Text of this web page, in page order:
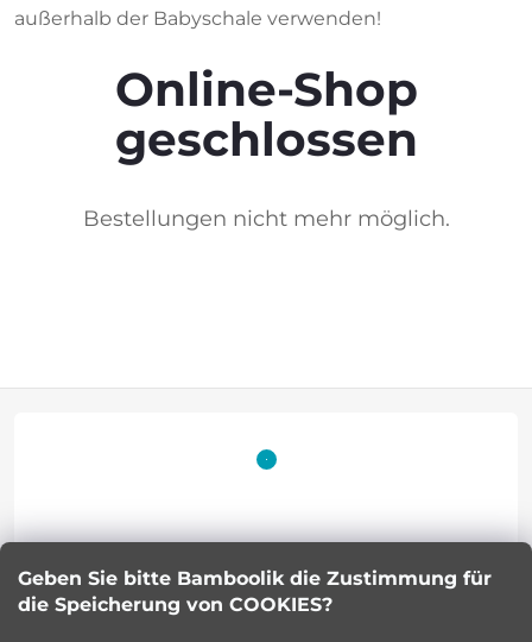
Geben Sie bitte Bamboolik die Zustimmung für
die Speicherung von COOKIES?
außerhalb der Babyschale verwenden!
Online-Shop
geschlossen
Bestellungen nicht mehr möglich.
z
e
Petra Kuncova